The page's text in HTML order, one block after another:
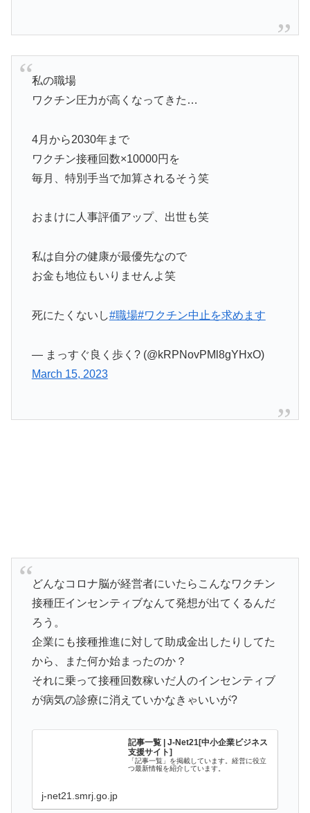
私の職場
ワクチン圧力が高くなってきた…
4月から2030年まで
ワクチン接種回数×10000円を
毎月、特別手当で加算されるそう笑
おまけに人事評価アップ、出世も笑
私は自分の健康が最優先なので
お金も地位もいりませんよ笑
死にたくないし#職場#ワクチン中止を求めます
— まっすぐ良く歩く? (@kRPNovPMl8gYHxO)
March 15, 2023
どんなコロナ脳が経営者にいたらこんなワクチン
接種圧インセンティブなんて発想が出てくるんだ
ろう。
企業にも接種推進に対して助成金出したりしてた
から、また何か始まったのか？
それに乗って接種回数稼いだ人のインセンティブ
が病気の診療に消えていかなきゃいいが?
記事一覧 | J-Net21[中小企業ビジネス
支援サイト]
「記事一覧」を掲載しています。経営に役立
つ最新情報を紹介しています。
j-net21.smrj.go.jp